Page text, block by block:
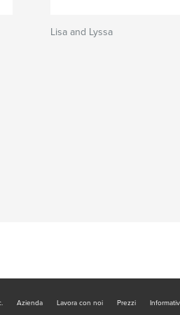
Lisa and Lyssa
Azienda Lavora con noi Prezzi